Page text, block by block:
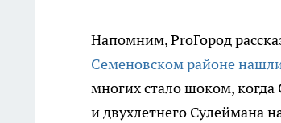
Напомним, ProГород
Семеновском районе
многих стало шоком,
и двухлетнего Сулеймана